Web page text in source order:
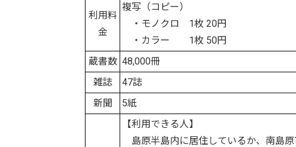
利用料
金
複写（コピー）
・モノクロ 1枚 20円
・カラー 1枚 50円
蔵書数 48,000冊
雑誌
47誌
新聞
5紙
【利用できる人】
島原半島内に居住しているか、南島